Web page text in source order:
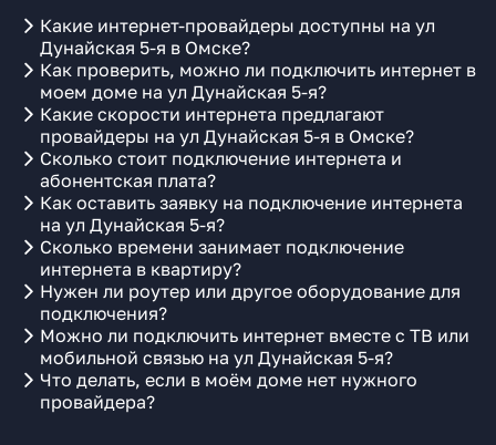
Какие интернет-провайдеры доступны на ул
Дунайская 5-я в Омске?
Как проверить, можно ли подключить интернет в
моем доме на ул Дунайская 5-я?
Какие скорости интернета предлагают
провайдеры на ул Дунайская 5-я в Омске?
Сколько стоит подключение интернета и
абонентская плата?
Как оставить заявку на подключение интернета
на ул Дунайская 5-я?
Сколько времени занимает подключение
интернета в квартиру?
Нужен ли роутер или другое оборудование для
подключения?
Можно ли подключить интернет вместе с ТВ или
мобильной связью на ул Дунайская 5-я?
Что делать, если в моём доме нет нужного
провайдера?